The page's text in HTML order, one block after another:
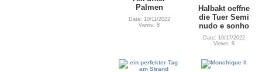
Palmen
Date: 10/11/2022
Views: 8
Halbakt oeffne
die Tuer Semi
nudo e sonho
Date: 10/17/2022
Views: 9